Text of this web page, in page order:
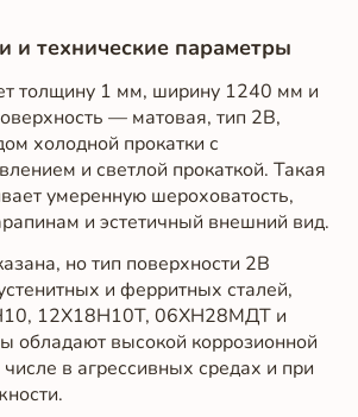
и технические параметры
толщину 1 мм, ширину 1240 мм и
— матовая, тип 2B,
холодной прокатки с
и светлой прокаткой. Такая
умеренную шероховатость,
и эстетичный внешний вид.
но тип поверхности 2B
и ферритных сталей,
12Х18Н10Т, 06ХН28МДТ и
обладают высокой коррозионной
в агрессивных средах и при